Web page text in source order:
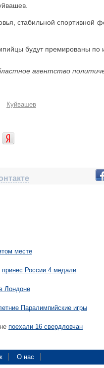
стабильной спортивной
будут премированы по
агентство
Куйвашев
месте
принес России 4 медали
Лондоне
Паралимпийские игры
поехали 16 свердловчан
О нас